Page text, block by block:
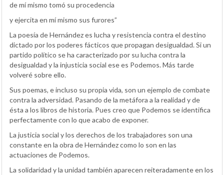
de mí mismo tomó su procedencia
y ejercita en mí mismo sus furores”
La poesía de Hernández es lucha y resistencia contra el destino
dictado por los poderes fácticos que propagan desigualdad. Si un
partido político se ha caracterizado por su lucha contra la
desigualdad y la injusticia social ese es Podemos. Más tarde
volveré sobre ello.
Sus poemas, e incluso su propia vida, son un ejemplo de combate
contra la adversidad. Pasando de la metáfora a la realidad y de
ésta a los libros de historia. Pues creo que Podemos se identifica
perfectamente con lo que acabo de exponer.
La justicia social y los derechos de los trabajadores son una
constante en la obra de Hernández como lo son en las
actuaciones de Podemos.
La solidaridad y la unidad también aparecen reiteradamente en los